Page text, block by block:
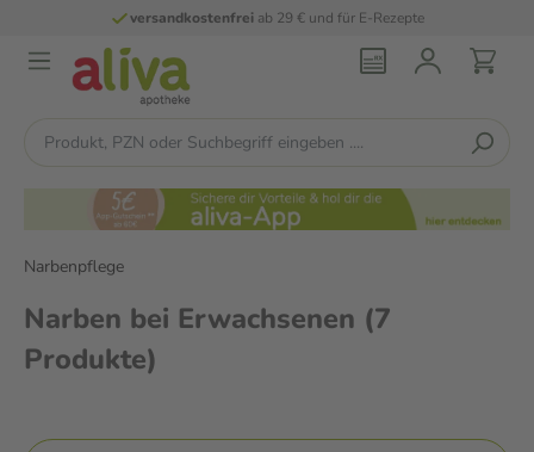
versandkostenfreiab 29 € und für E-Rezepte
Narbenpflege
Narben bei Erwachsenen (7
Produkte)